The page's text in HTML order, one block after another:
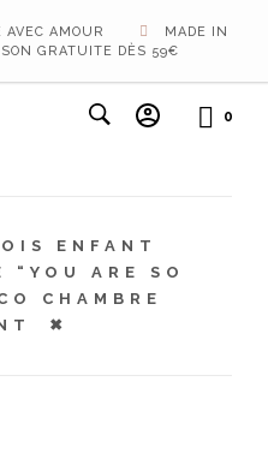
AVEC AMOUR
MADE IN
GRATUITE DÈS 59€
0
ENFANT
“YOU ARE SO
CHAMBRE